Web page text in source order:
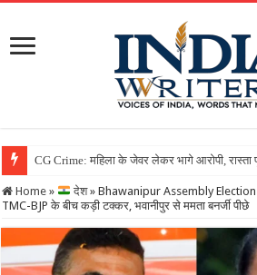
Home » देश » Bhawanipur Assembly Election
TMC-BJP के बीच कड़ी टक्कर, भवानीपुर से ममता बनर्जी पीछे